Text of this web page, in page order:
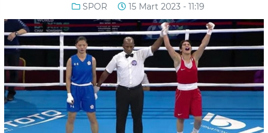
SPOR 15 Mart 2023 - 11:19